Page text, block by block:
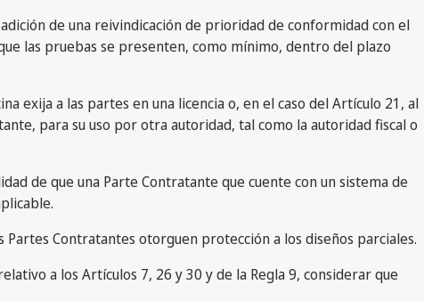
de una reivindicación de prioridad de conformidad con el
las pruebas se presenten, como mínimo, dentro del plazo
exija a las partes en una licencia o, en el caso del Artículo 21, al
para su uso por otra autoridad, tal como la autoridad fiscal o
de que una Parte Contratante que cuente con un sistema de
Contratantes otorguen protección a los diseños parciales.
a los Artículos 7, 26 y 30 y de la Regla 9, considerar que